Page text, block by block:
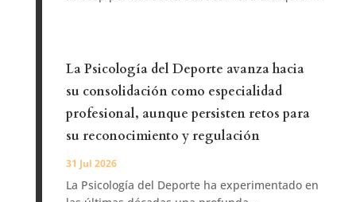
La Psicología del Deporte avanza hacia
su consolidación como especialidad
profesional, aunque persisten retos para
su reconocimiento y regulación
31 Jul 2026
La Psicología del Deporte ha experimentado en